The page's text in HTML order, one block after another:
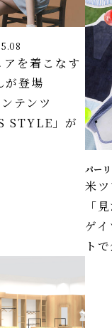
を着こなす
が登場
テンツ
STYLE」が
パー
米
「
ゲ
ト